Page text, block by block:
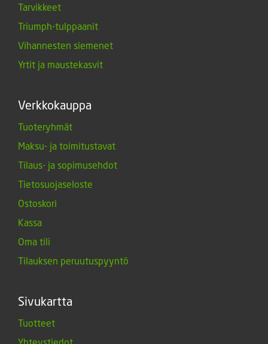
Tarvikkeet
Triumph-tulppaanit
Vihannesten siemenet
Yrtit ja maustekasvit
Verkkokauppa
Tuoteryhmät
Maksu- ja toimitustavat
Tilaus- ja sopimusehdot
Tietosuojaseloste
Ostoskori
Kassa
Oma tili
Tilauksen peruutuspyyntö
Sivukartta
Tuotteet